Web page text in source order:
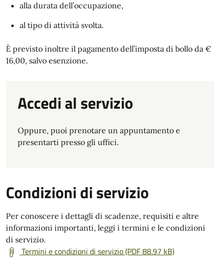
alla durata dell’occupazione,
al tipo di attività svolta.
È previsto inoltre il pagamento dell’imposta di bollo da €
16,00, salvo esenzione.
Accedi al servizio
Oppure, puoi prenotare un appuntamento e
presentarti presso gli uffici.
Condizioni di servizio
Per conoscere i dettagli di scadenze, requisiti e altre
informazioni importanti, leggi i termini e le condizioni
di servizio.
Termini e condizioni di servizio (PDF 88.97 kB)